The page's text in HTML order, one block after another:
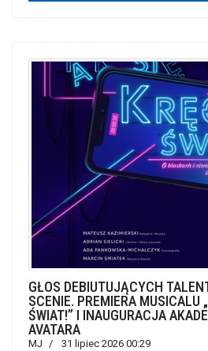
GŁOS DEBIUTUJĄCYCH
SCENIE. PREMIERA MUSICALU
ŚWIAT!” I INAUGURACJA
AVATARA
MJ 31 lipiec 2026 00:29